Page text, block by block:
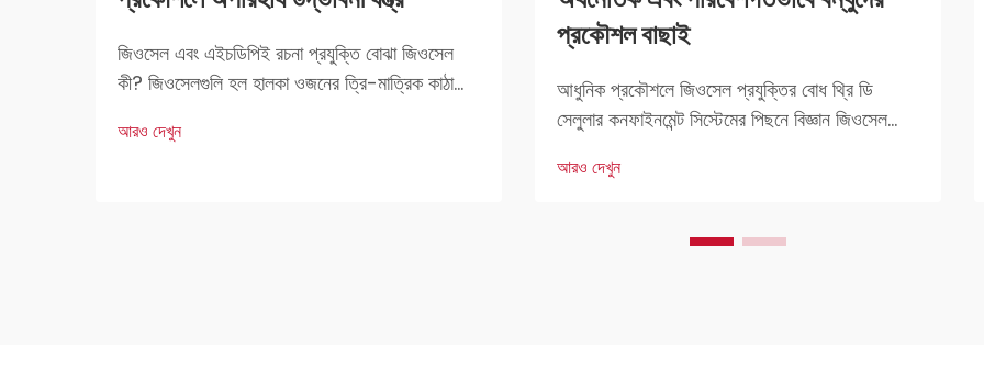
জিওসেল এবং এইচডিপিই রচনা প্রযুক্তি বোঝা জিওসেল
কী? জিওসেলগুলি হল হালকা ওজনের ত্রি-মাত্রিক কাঠামো
ব্যবহৃত হয়। প্রকৌশলীদের কাছে এগুলি খুব পছন্দের কারণ
আরও দেখুন
প্রকৌশল বাছাই
আধুনিক প্রকৌশলে জিওসেল প্রযুক্তির বোধ থ্রি ডি
সেলুলার কনফাইনমেন্ট সিস্টেমের পিছনে বিজ্ঞান জিওসেল
প্রকৌশলীদের জন্য একটি বড় অর্জন। মূলত, এটি এমন
হয় যা মৃত্তিকা স্থিতিকরণে ব্যবহৃত হয়।
আরও দেখুন